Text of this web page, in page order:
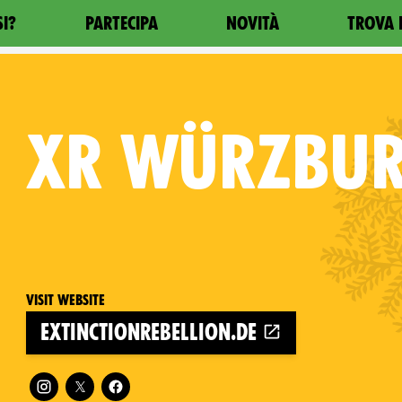
PARTECIPA NOVITÀ TROVA
XR
Visit website
extinctionrebellion.de
Follow XR Würzburg on